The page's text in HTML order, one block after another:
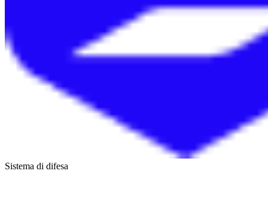
Sistema di difesa